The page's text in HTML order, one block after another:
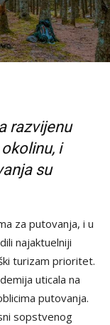
razvijenu
i
su
za putovanja, i u
najaktuelniji
turizam prioritet.
uticala na
putovanja.
sopstvenog